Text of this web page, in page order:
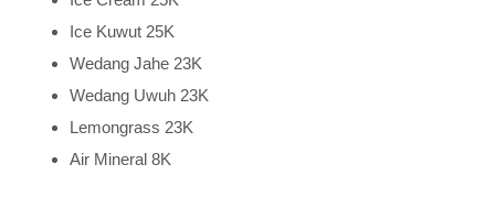
Ice Kuwut 25K
Wedang Jahe 23K
Wedang Uwuh 23K
Lemongrass 23K
Air Mineral 8K